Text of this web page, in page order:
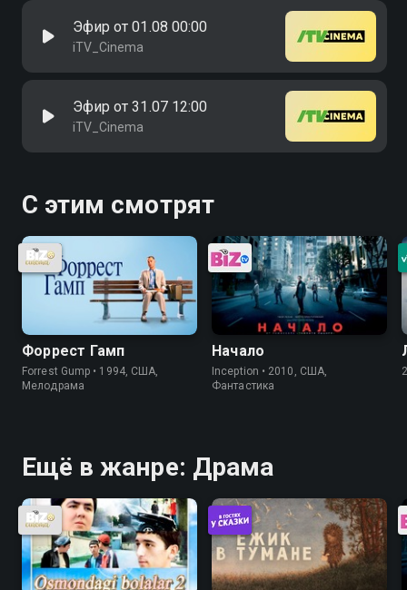
Эфир от 01.08 00:00
iTV_Cinema
Эфир от 31.07 12:00
iTV_Cinema
С этим смотрят
Форрест Гамп
Forrest Gump • 1994, США,
Мелодрама
Начало
Inception • 2010, США,
Фантастика
Ещё в жанре: Драма